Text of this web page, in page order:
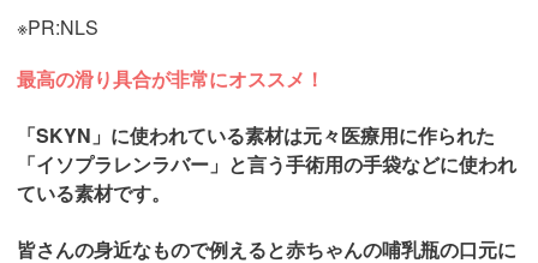
※PR:NLS
最高の滑り具合が非常にオススメ！
「SKYN」に使われている素材は元々医療用に作られた
「イソプラレンラバー」と言う手術用の手袋などに使われ
ている素材です。
皆さんの身近なもので例えると赤ちゃんの哺乳瓶の口元に